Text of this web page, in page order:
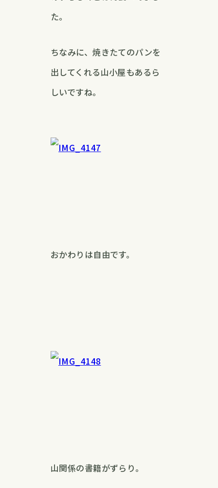
た。
ちなみに、焼きたてのパンを
出してくれる山小屋もあるら
しいですね。
おかわりは自由です。
山関係の書籍がずらり。